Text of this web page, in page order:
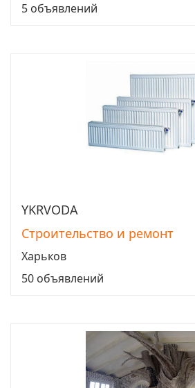
5 объявлений
YKRVODA
Строительство и ремонт
Харьков
50 объявлений